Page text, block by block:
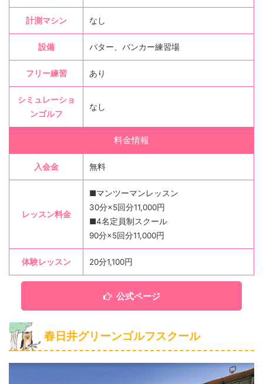
計測マシン なし
設備 パター、バンカー練習場
フリー練習 あり
シミュレーショ
ンゴルフ
なし
料金情報
入会金 無料
レッスン料金
■マンツーマンレッスン
30分×5回分11,000円
■4名定員制スクール
90分×5回分11,000円
体験レッスン 20分1,100円
公式ページ
春日井グリーンゴルフスクール